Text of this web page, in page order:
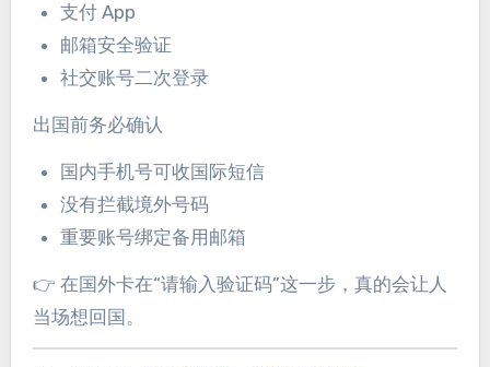
支付 App
邮箱安全验证
社交账号二次登录
出国前务必确认
国内手机号可收国际短信
没有拦截境外号码
重要账号绑定备用邮箱
👉 在国外卡在“请输入验证码”这一步，真的会让人
当场想回国。